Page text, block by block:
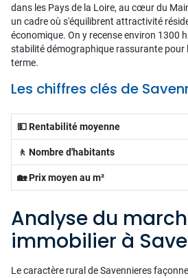
dans les Pays de la Loire, au cœur du
un cadre où s'équilibrent attractivité
économique. On y recense environ 1300
stabilité démographique rassurante pour
terme.
Les chiffres clés de
💵 Rentabilité moyenne
🚶 Nombre d'habitants
🏡 Prix moyen au m²
Analyse du
immobilier à
Le caractère rural de Savennieres